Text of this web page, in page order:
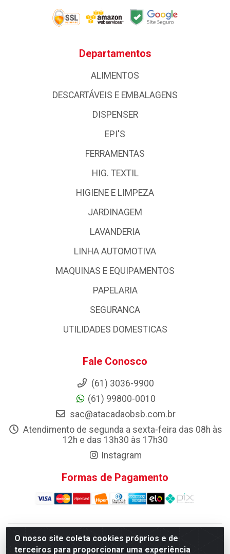
O nosso site coleta cookies próprios e de
terceiros para proporcionar uma experiência
Departamentos
ALIMENTOS
DESCARTÁVEIS E EMBALAGENS
DISPENSER
EPI'S
FERRAMENTAS
HIG. TEXTIL
HIGIENE E LIMPEZA
JARDINAGEM
LAVANDERIA
LINHA AUTOMOTIVA
MAQUINAS E EQUIPAMENTOS
PAPELARIA
SEGURANCA
UTILIDADES DOMESTICAS
Fale Conosco
(61) 3036-9900
(61) 99800-0010
sac@atacadaobsb.com.br
Atendimento de segunda a sexta-feira das 08h às
12h e das 13h30 às 17h30
Instagram
Formas de Pagamento
Atacadao da Limpeza F. Pereira Queiroz Comercio e
Distribuicao LTDA - Quadra Qi 10 Lotes 39 e, 41 - Setor